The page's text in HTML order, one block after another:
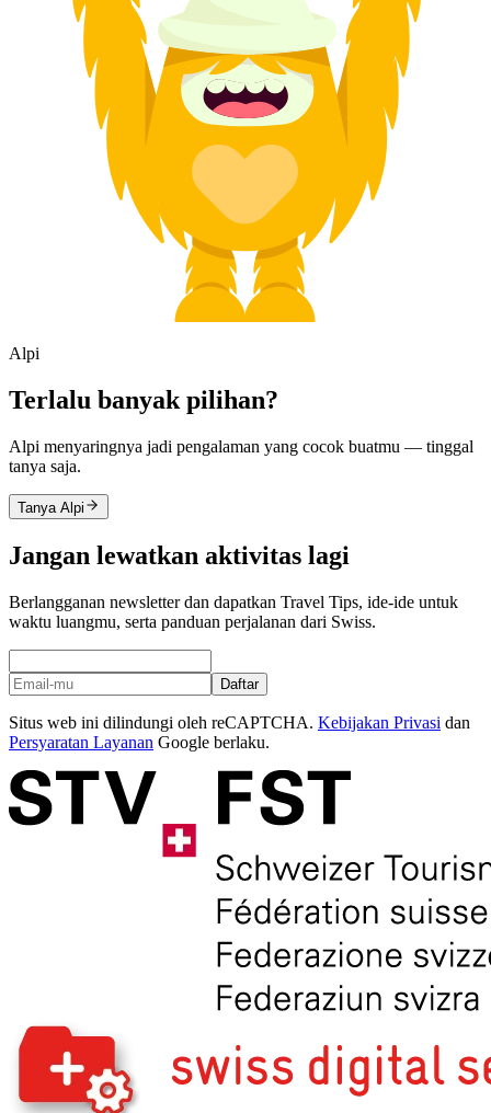
Alpi
Terlalu banyak pilihan?
Alpi menyaringnya jadi pengalaman yang cocok buatmu — tinggal
tanya saja.
Tanya Alpi
Jangan lewatkan aktivitas lagi
Berlangganan newsletter dan dapatkan Travel Tips, ide-ide untuk
waktu luangmu, serta panduan perjalanan dari Swiss.
Daftar
Situs web ini dilindungi oleh reCAPTCHA. Kebijakan Privasi dan
Persyaratan Layanan Google berlaku.